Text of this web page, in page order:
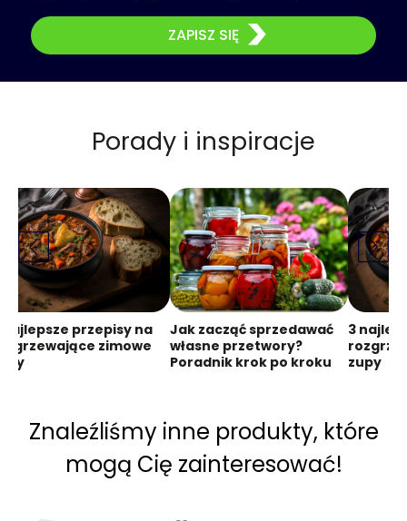
ZAPISZ SIĘ
Porady i inspiracje
najlepsze przepisy na
zimowe
Jak zacząć sprzedawać
własne przetwory?
Poradnik krok po kroku
3
zupy
Znaleźliśmy inne produkty, które
mogą Cię zainteresować!